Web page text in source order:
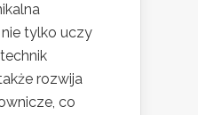
tylko uczy
rozwija
co